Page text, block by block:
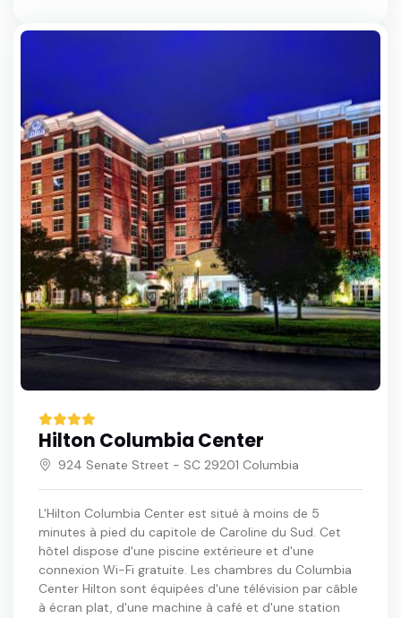
Hilton Columbia Center
924 Senate Street - SC 29201 Columbia
L'Hilton Columbia Center est situé à moins de 5
minutes à pied du capitole de Caroline du Sud. Cet
hôtel dispose d'une piscine extérieure et d'une
connexion Wi-Fi gratuite. Les chambres du Columbia
Center Hilton sont équipées d'une télévision par câble
à écran plat, d'une machine à café et d'une station